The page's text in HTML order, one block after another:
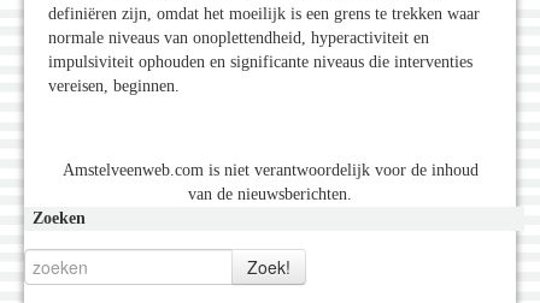
definiëren zijn, omdat het moeilijk is een grens te trekken waar
normale niveaus van onoplettendheid, hyperactiviteit en
impulsiviteit ophouden en significante niveaus die interventies
vereisen, beginnen.
Amstelveenweb.com is niet verantwoordelijk voor de inhoud
van de nieuwsberichten.
Zoeken